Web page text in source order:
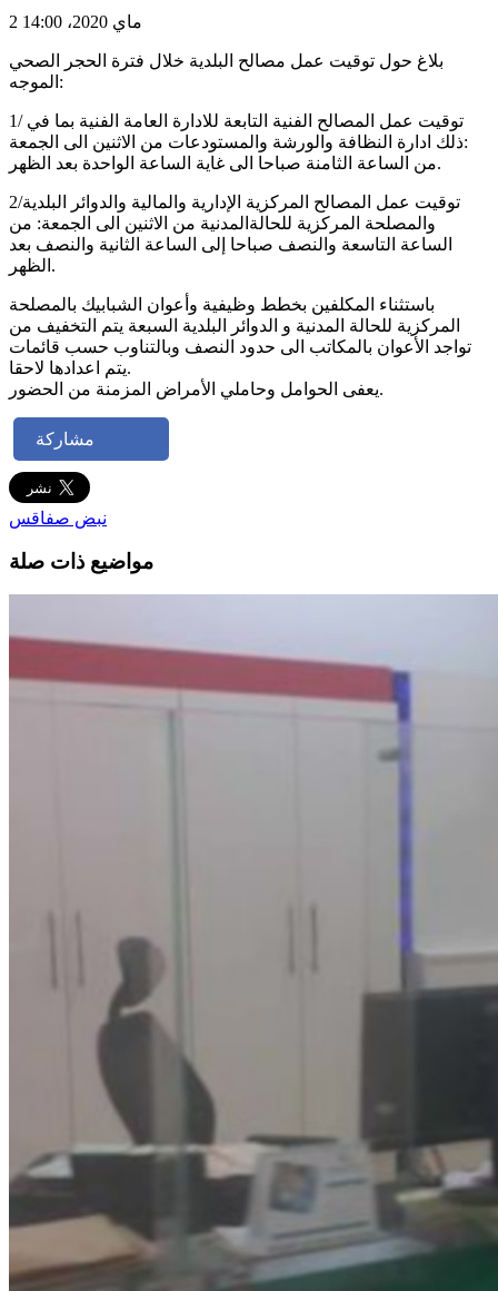
2 ماي 2020، 14:00
بلاغ حول توقيت عمل مصالح البلدية خلال فترة الحجر الصحي
الموجه:
1/ توقيت عمل المصالح الفنية التابعة للادارة العامة الفنية بما في
ذلك ادارة النظافة والورشة والمستودعات من الاثنين الى الجمعة:
من الساعة الثامنة صباحا الى غاية الساعة الواحدة بعد الظهر.
2/توقيت عمل المصالح المركزية الإدارية والمالية والدوائر البلدية
والمصلحة المركزية للحالةالمدنية من الاثنين الى الجمعة: من
الساعة التاسعة والنصف صباحا إلى الساعة الثانية والنصف بعد
الظهر.
باستثناء المكلفين بخطط وظيفية وأعوان الشبابيك بالمصلحة
المركزية للحالة المدنية و الدوائر البلدية السبعة يتم التخفيف من
تواجد الأعوان بالمكاتب الى حدود النصف وبالتناوب حسب قائمات
يتم اعدادها لاحقا.
يعفى الحوامل وحاملي الأمراض المزمنة من الحضور.
مشاركة
نبض صفاقس
مواضيع ذات صلة